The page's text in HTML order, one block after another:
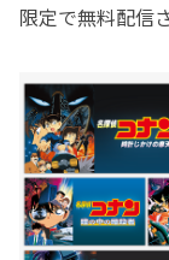
限定で無料配信